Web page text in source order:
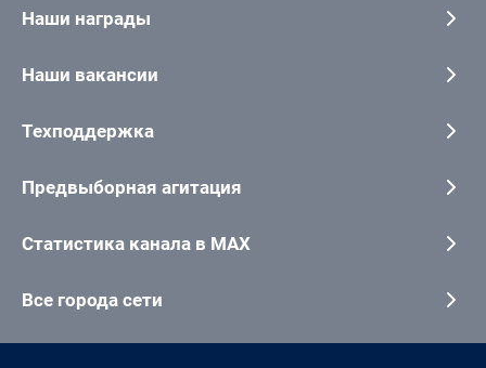
Наши награды
Наши вакансии
Техподдержка
Предвыборная агитация
Статистика канала в MAX
Все города сети